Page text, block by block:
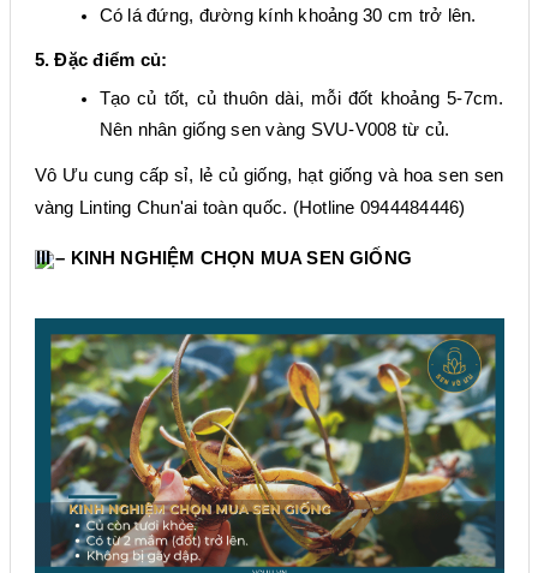
Có lá đứng, đường kính khoảng 30 cm trở lên.
5. Đặc điểm củ:
Tạo củ tốt, củ thuôn dài, mỗi đốt khoảng 5-7cm.
Nên nhân giống senvàng SVU-V008 từ củ.
Vô Ưu cung cấp sỉ, lẻ củ giống, hạt giống và hoa sen sen
vàng Linting Chun'ai toàn quốc. (Hotline 0944484446)
III – KINH NGHIỆM CHỌN MUA SEN GIỐNG